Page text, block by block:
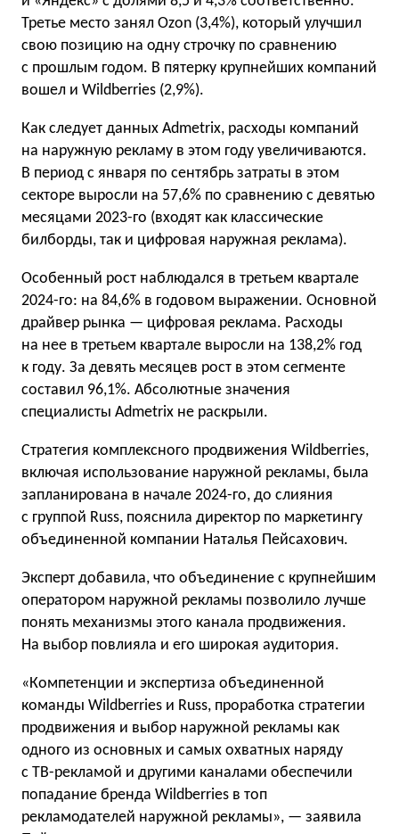
Третье место занял Ozon (3,4%), который улучшил
свою позицию на одну строчку по сравнению
с прошлым годом. В пятерку крупнейших компаний
вошел и Wildberries (2,9%).
Как следует данных Admetrix, расходы компаний
на наружную рекламу в этом году увеличиваются.
В период с января по сентябрь затраты в этом
секторе выросли на 57,6% по сравнению с девятью
месяцами 2023-го (входят как классические
билборды, так и цифровая наружная реклама).
Особенный рост наблюдался в третьем квартале
2024-го: на 84,6% в годовом выражении. Основной
драйвер рынка — цифровая реклама. Расходы
на нее в третьем квартале выросли на 138,2% год
к году. За девять месяцев рост в этом сегменте
составил 96,1%. Абсолютные значения
специалисты Admetrix не раскрыли.
Стратегия комплексного продвижения Wildberries,
включая использование наружной рекламы, была
запланирована в начале 2024-го, до слияния
с группой Russ, пояснила директор по маркетингу
объединенной компании Наталья Пейсахович.
Эксперт добавила, что объединение с крупнейшим
оператором наружной рекламы позволило лучше
понять механизмы этого канала продвижения.
На выбор повлияла и его широкая аудитория.
«Компетенции и экспертиза объединенной
команды Wildberries и Russ, проработка стратегии
продвижения и выбор наружной рекламы как
одного из основных и самых охватных наряду
с ТВ-рекламой и другими каналами обеспечили
попадание бренда Wildberries в топ
рекламодателей наружной рекламы», — заявила